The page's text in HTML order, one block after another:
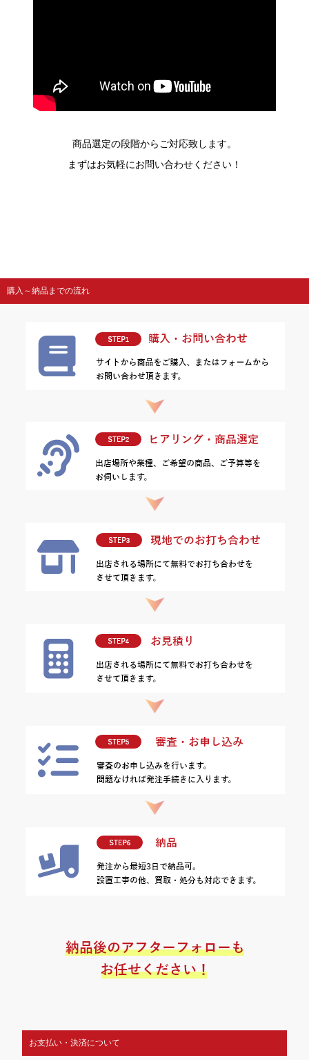
商品選定の段階からご対応致します。
まずはお気軽にお問い合わせください！
購入～納品までの流れ
お支払い・決済について